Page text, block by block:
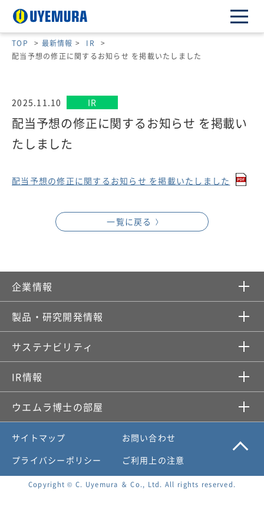
TOP > 最新情報 > IR
>
配当予想の修正に関するお知らせ を掲載いたしました
配当予想の修正に関するお知らせ を掲載い
たしました
2025.11.10 IR
配当予想の修正に関するお知らせ を掲載いたしました
一覧に戻る
企業情報​
製品・研究開発情報​
サステナビリティ
IR情報​
ウエムラ博士の部屋
サイトマップ
お問い合わせ
プライバシーポリシー
ご利用上の注意
Copyright © C. Uyemura ＆ Co., Ltd. All rights reserved.